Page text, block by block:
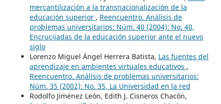
mercantilización a la transnacionalización de la
educación superior , Reencuentro. Análisis de
problemas universitarios: Núm. 40 (2004): No. 40,
Encrucijadas de la educación superior ante el nuevo
siglo
Lorenzo Miguel Ángel Herrera Batista, Las fuentes del
aprendizaje en ambientes virtuales educativos ,
Reencuentro. Análisis de problemas universitarios:
Núm. 35 (2002): No. 35, La Universidad en la red
Rodolfo Jiménez León, Edith J. Cisneros Chacón,